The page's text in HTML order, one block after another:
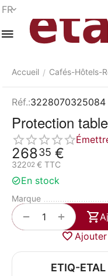
FR
Accueil / Cafés-Hôtels-
Réf.:3228070325084
Protection
26835 €
32202 € TTC
En stock
Marque
+
−
ETIQ-ETAL
Menu Recherche
rapide